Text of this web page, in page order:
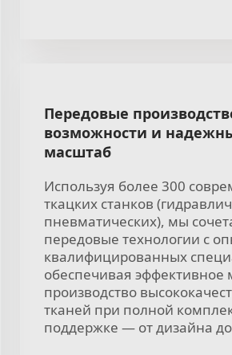
Передовые
возможности и
масштаб
Используя более 300
ткацких станков
пневматических), мы
передовые технологии с
квалифицированных
обеспечивая эффективное
производство
тканей при полной
поддержке — от дизайна до